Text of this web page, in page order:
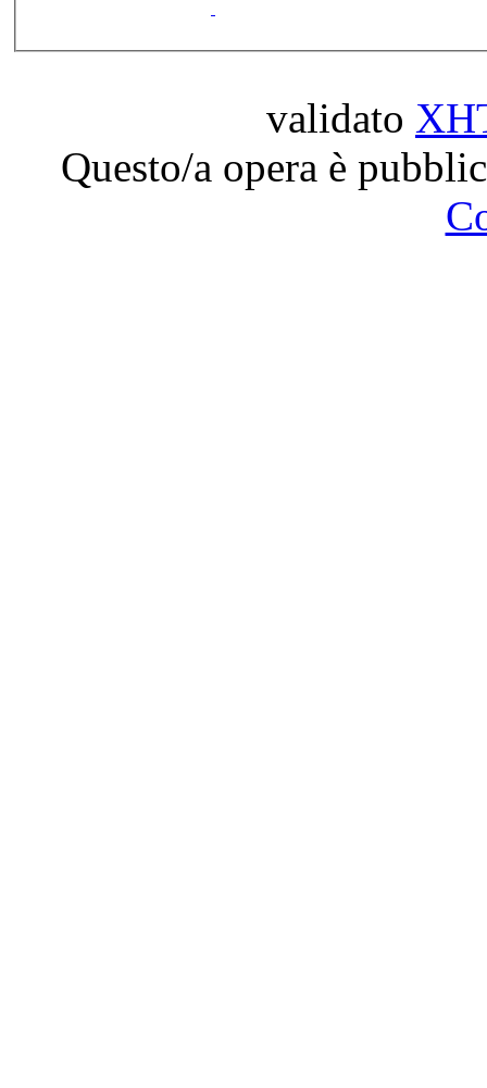
validato
Questo/a opera è